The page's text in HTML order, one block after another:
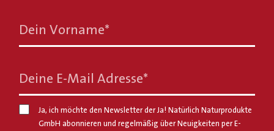
Dein Vorname*
Deine E-Mail Adresse*
Ja, ich möchte den Newsletter der Ja! Natürlich Naturprodukte
GmbH abonnieren und regelmäßig über Neuigkeiten per E-